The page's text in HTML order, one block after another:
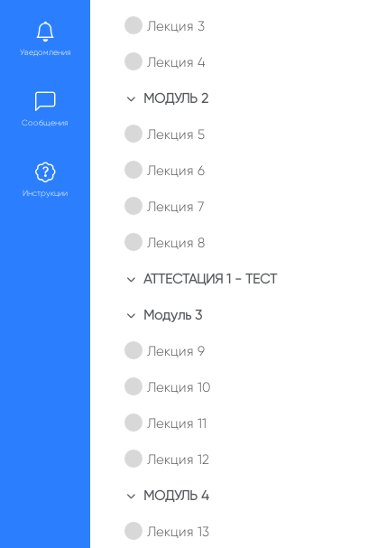
Уведомления
Сообщения
Инструкции
Лекция 3
Лекция 4
Свернуть
МОДУЛЬ 2
Лекция 5
Лекция 6
Лекция 7
Лекция 8
Свернуть
АТТЕСТАЦИЯ 1 - ТЕСТ
Свернуть
Модуль 3
Лекция 9
Лекция 10
Лекция 11
Лекция 12
Свернуть
МОДУЛЬ 4
Лекция 13